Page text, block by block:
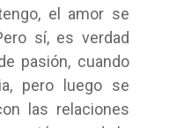
el amor se
sí, es verdad
pasión, cuando
pero luego se
las relaciones